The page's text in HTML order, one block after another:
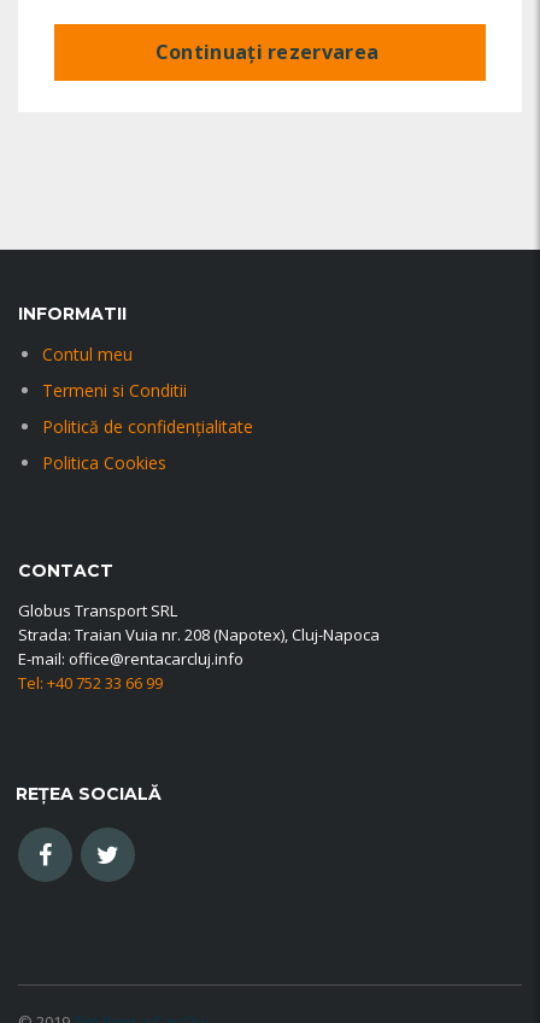
Continuați rezervarea
INFORMATII
Contul meu
Termeni si Conditii
Politică de confidențialitate
Politica Cookies
CONTACT
Globus Transport SRL
Strada: Traian Vuia nr. 208 (Napotex), Cluj-Napoca
E-mail: office@rentacarcluj.info
Tel: +40 752 33 66 99
REȚEA SOCIALĂ